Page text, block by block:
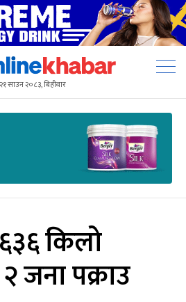
२१ साउन २०८३, बिहीबार
किलो
जना पक्राउ